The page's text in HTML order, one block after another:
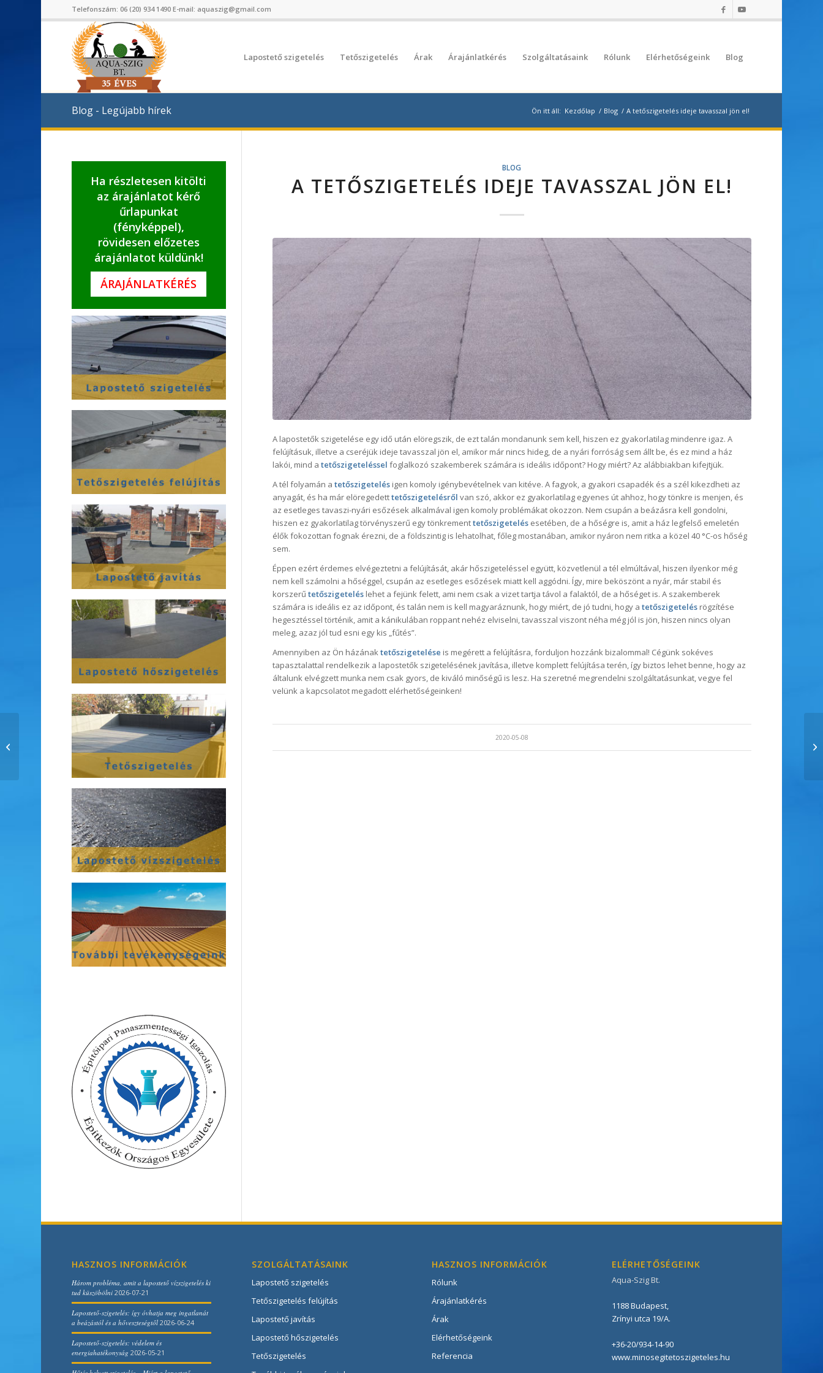
Telefonszám:06 (20) 934 1490 E-mail: aquaszig@gmail.com
Lapostető szigetelés Tetőszigetelés Árak Árajánlatkérés Szolgáltatásaink Rólunk Elérhetőségeink Blog
Blog - Legújabb hírek Ön itt áll: Kezdőlap / Blog / A tetőszigetelés ideje tavasszal jön el!
BLOG
A TETŐSZIGETELÉS IDEJE TAVASSZAL JÖN EL!
A lapostetők szigetelése egy idő után elöregszik, de ezt talán mondanunk sem kell, hiszen ez gyakorlatilag mindenre igaz. A
felújításuk, illetve a cseréjük ideje tavasszal jön el, amikor már nincs hideg, de a nyári forróság sem állt be, és ez mind a ház
lakói, mind a tetőszigeteléssel foglalkozó szakemberek számára is ideális időpont? Hogy miért? Az alábbiakban kifejtjük.
A tél folyamán a tetőszigetelésigen komoly igénybevételnek van kitéve. A fagyok, a gyakori csapadék és a szél kikezdheti az
anyagát, és ha már elöregedetttetőszigetelésről van szó, akkor ez gyakorlatilag egyenes út ahhoz, hogy tönkre is menjen, és
az esetleges tavaszi-nyári esőzések alkalmával igen komoly problémákat okozzon. Nem csupán a beázásra kell gondolni,
hiszen ez gyakorlatilag törvényszerű egy tönkrementtetőszigetelésesetében, de a hőségre is, amit a ház legfelső emeletén
élők fokozottan fognak érezni, de a földszintig is lehatolhat, főleg mostanában, amikor nyáron nem ritka a közel 40 °C-os hőség
sem.
Éppen ezért érdemes elvégeztetni a felújítását, akár hőszigeteléssel együtt, közvetlenül a tél elmúltával, hiszen ilyenkor még
nem kell számolni a hőséggel, csupán az esetleges esőzések miatt kell aggódni. Így, mire beköszönt a nyár, már stabil és
korszerű tetőszigeteléslehet a fejünk felett, ami nem csak a vizet tartja távol a falaktól, de a hőséget is. A szakemberek
számára is ideális ez az időpont, és talán nem is kell magyaráznunk, hogy miért, de jó tudni, hogy a tetőszigetelésrögzítése
hegesztéssel történik, amit a kánikulában roppant nehéz elviselni, tavasszal viszont néha még jól is jön, hiszen nincs olyan
meleg, azaz jól tud esni egy kis „fűtés”.
Amennyiben az Ön házánaktetőszigetelése is megérett a felújításra, forduljon hozzánk bizalommal! Cégünk sokéves
tapasztalattal rendelkezik a lapostetők szigetelésének javítása, illetve komplett felújítása terén, így biztos lehet benne, hogy az
általunk elvégzett munka nem csak gyors, de kiváló minőségű is lesz. Ha szeretné megrendelni szolgáltatásunkat, vegye fel
velünk a kapcsolatot megadott elérhetőségeinken!
2020-05-08
Ha részletesen kitölti
az árajánlatot kérő
űrlapunkat
(fényképpel),
rövidesen előzetes
árajánlatot küldünk!
ÁRAJÁNLATKÉRÉS
HASZNOS INFORMÁCIÓK
Három probléma, amit a lapostető vízszigetelés ki
tud küszöbölni 2026-07-21
Lapostető-szigetelés: így óvhatja meg ingatlanát
a beázástól és a hőveszteségtől 2026-06-24
Lapostető-szigetelés: védelem és
energiahatékonyság 2026-05-21
SZOLGÁLTATÁSAINK
Lapostető szigetelés
Tetőszigetelés felújítás
Lapostető javítás
Lapostető hőszigetelés
Tetőszigetelés
HASZNOS INFORMÁCIÓK
Rólunk
Árajánlatkérés
Árak
Elérhetőségeink
Referencia
ELÉRHETŐSÉGEINK
Aqua-Szig Bt.
1188Budapest,
Zrínyi utca 19/A.
+36-20/934-14-90
www.minosegitetoszigeteles.hu
Lapostető szigetelés:
amit érdemes tudni